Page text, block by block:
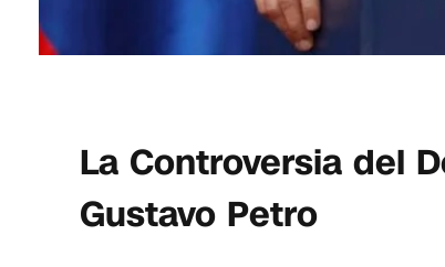
La Controversia del
Gustavo Petro